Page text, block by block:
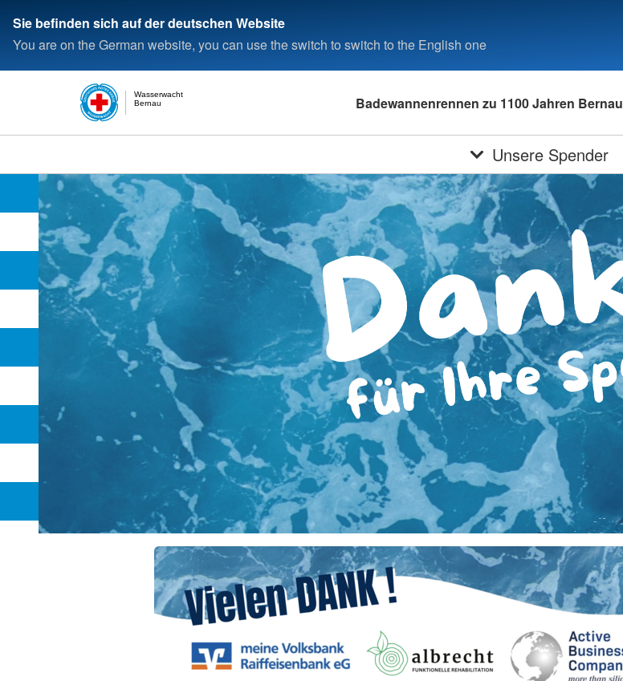
Sie befinden sich auf der deutschen Website
You are on the German website, you can use the switch to switch to the English one
Bernau
Wasserwacht Badewannenrennen zu 1100 Jahren Bernau
Unsere Spender